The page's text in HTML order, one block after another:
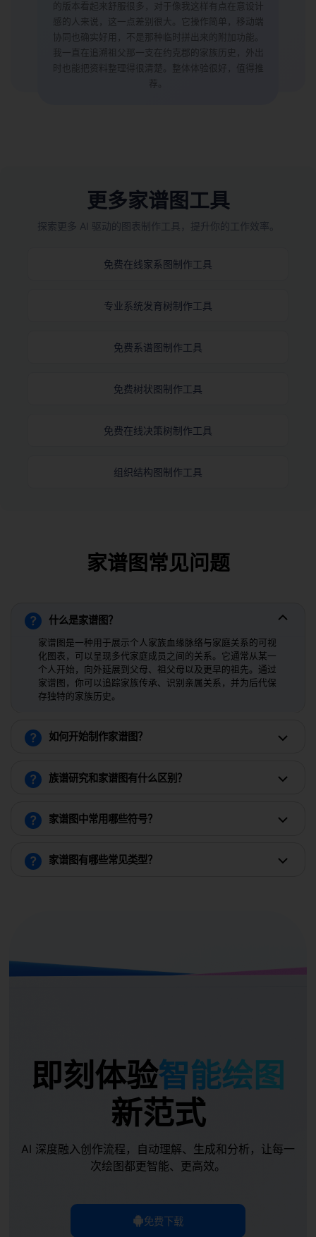
用起来非常轻松。我研究家族根源已经大约十年
万兴图示的布局很符合使用习惯，界面不会堆满
要的功能。我还为姐姐 70 岁生日打印了一张非
的大型家谱图，她看到后特别惊喜。如果你厌倦
些笨重又价格高的订阅网站，不妨试试它。对我
下午的家族研究来说，它真的很有帮助。
更多家谱图工具
探索更多 AI 驱动的图表制作工具，提升你的工作效率。
免费在线家系图制作工具
专业系统发育树制作工具
免费系谱图制作工具
免费树状图制作工具
免费在线决策树制作工具
组织结构图制作工具
家谱图常见问题
什么是家谱图？
家谱图是一种用于展示个人家族血缘脉络与家庭关系的可视
化图表，可以呈现多代家庭成员之间的关系。它通常从某一
个人开始，向外延展到父母、祖父母以及更早的祖先。通过
家谱图，你可以追踪家族传承、识别亲属关系，并为后代保
存独特的家族历史。
如何开始制作家谱图？
族谱研究和家谱图有什么区别？
家谱图中常用哪些符号？
家谱图有哪些常见类型？
即刻体验智能绘图
新范式
AI 深度融入创作流程，自动理解、生成和分析，让每一
次绘图都更智能、更高效。
免费下载